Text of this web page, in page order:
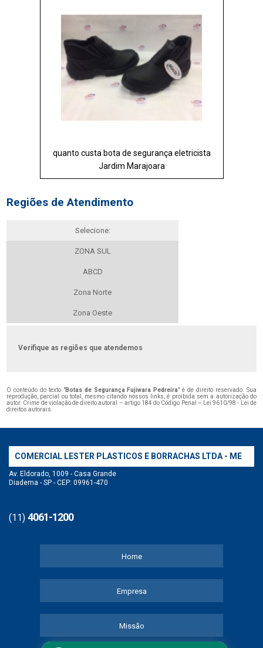
quanto custa bota de segurança eletricista
Jardim Marajoara
Regiões de Atendimento
Selecione:
ZONA SUL
ABCD
Zona Norte
Zona Oeste
Verifique as regiões que atendemos
O conteúdo do texto "Botas de Segurança Fujiwara Pedreira" é de direito reservado. Sua
reprodução, parcial ou total, mesmo citando nossos links, é proibida sem a autorização do
autor. Crime de violação de direito autoral – artigo 184 do Código Penal – Lei 9610/98 - Lei de
direitos autorais.
COMERCIAL LESTER PLASTICOS E BORRACHAS LTDA - ME
Av. Eldorado, 1009 - Casa Grande
Diadema - SP - CEP: 09961-470
(11) 4061-1200
Home
Empresa
Missão